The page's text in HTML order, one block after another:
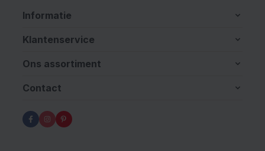
Informatie
Klantenservice
Ons assortiment
Contact